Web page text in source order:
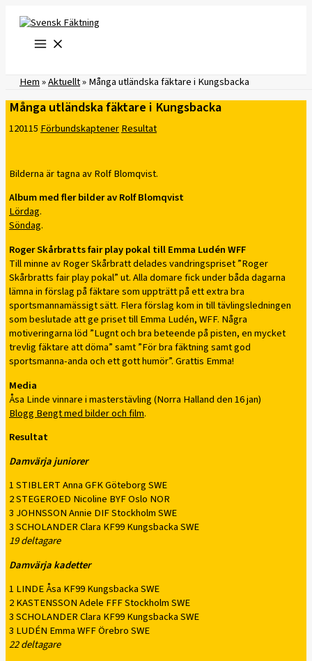
innehåll
Hem»Aktuellt»Många utländska fäktare i Kungsbacka
Många utländska fäktare i Kungsbacka
120115FörbundskaptenerResultat
Bilderna är tagna av Rolf Blomqvist.
Album med fler bilder av Rolf Blomqvist
Lördag.
Söndag.
Roger Skårbratts fair play pokal till Emma Ludén WFF
Till minne av Roger Skårbratt delades vandringspriset ”Roger
Skårbratts fair play pokal” ut. Alla domare fick under båda dagarna
lämna in förslag på fäktare som uppträtt på ett extra bra
sportsmannamässigt sätt. Flera förslag kom in till tävlingsledningen
som beslutade att ge priset till Emma Ludén, WFF. Några
motiveringarna löd ”Lugnt och bra beteende på pisten, en mycket
trevlig fäktare att döma” samt ”För bra fäktning samt god
sportsmanna-anda och ett gott humör”. Grattis Emma!
Media
Åsa Linde vinnare i masterstävling (Norra Halland den 16 jan)
Blogg Bengt med bilder och film.
Resultat
Damvärja juniorer
1 STIBLERT Anna GFK Göteborg SWE
2 STEGEROED Nicoline BYF Oslo NOR
3 JOHNSSON Annie DIF Stockholm SWE
3 SCHOLANDER Clara KF99 Kungsbacka SWE
19 deltagare
Damvärja kadetter
1 LINDE Åsa KF99 Kungsbacka SWE
2 KASTENSSON Adele FFF Stockholm SWE
3 SCHOLANDER Clara KF99 Kungsbacka SWE
3 LUDÉN Emma WFF Örebro SWE
22 deltagare